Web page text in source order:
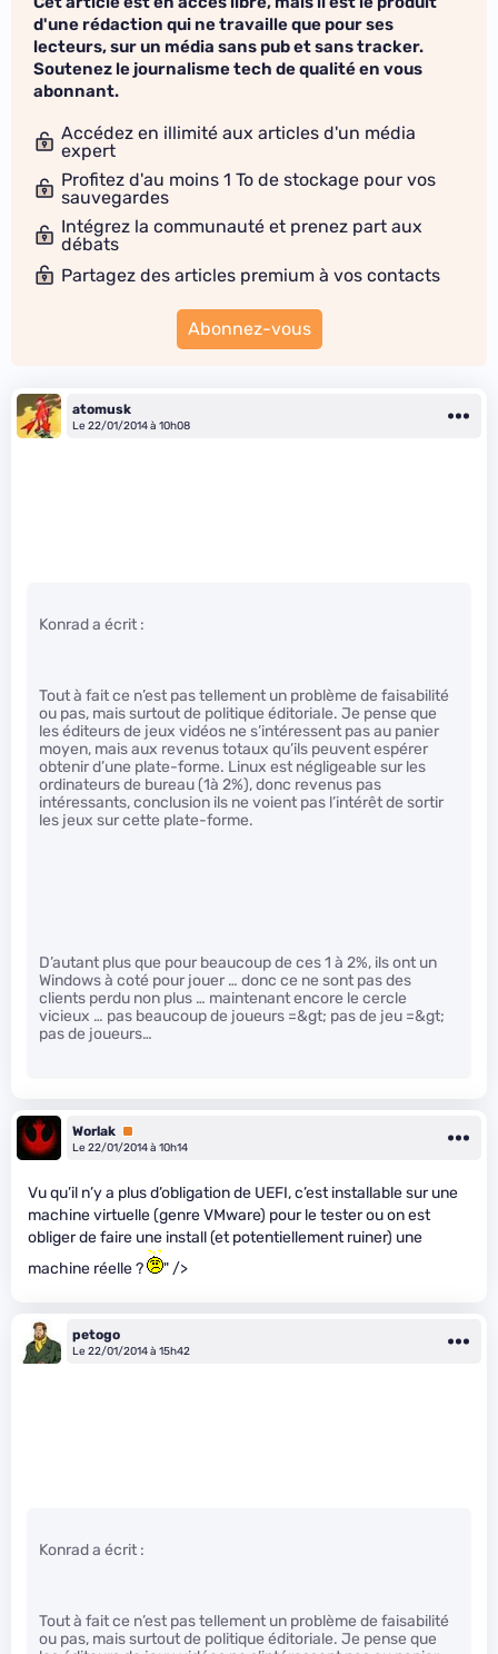
d'une rédaction qui ne travaille que pour ses
lecteurs, sur un média sans pub et sans tracker.
Soutenez le journalisme tech de qualité en vous
abonnant.
Accédez en illimité aux articles d'un média
expert
Profitez d'au moins 1 To de stockage pour vos
sauvegardes
Intégrez la communauté et prenez part aux
débats
Partagez des articles premium à vos contacts
Abonnez-vous
atomusk
Le 22/01/2014 à 10h08
Konrad a écrit :
Tout à fait ce n’est pas tellement un problème de faisabilité
ou pas, mais surtout de politique éditoriale. Je pense que
les éditeurs de jeux vidéos ne s’intéressent pas au panier
moyen, mais aux revenus totaux qu’ils peuvent espérer
obtenir d’une plate-forme. Linux est négligeable sur les
ordinateurs de bureau (1à 2%), donc revenus pas
intéressants, conclusion ils ne voient pas l’intérêt de sortir
les jeux sur cette plate-forme.
D’autant plus que pour beaucoup de ces 1 à 2%, ils ont un
Windows à coté pour jouer … donc ce ne sont pas des
clients perdu non plus … maintenant encore le cercle
vicieux … pas beaucoup de joueurs =&gt; pas de jeu =&gt;
pas de joueurs…
Worlak Premium
Le 22/01/2014 à 10h14
Vu qu’il n’y a plus d’obligation de UEFI, c’est installable sur une
machine virtuelle (genre VMware) pour le tester ou on est
obliger de faire une install (et potentiellement ruiner) une
machine réelle ?
" />
petogo
Le 22/01/2014 à 15h42
Konrad a écrit :
Tout à fait ce n’est pas tellement un problème de faisabilité
ou pas, mais surtout de politique éditoriale. Je pense que